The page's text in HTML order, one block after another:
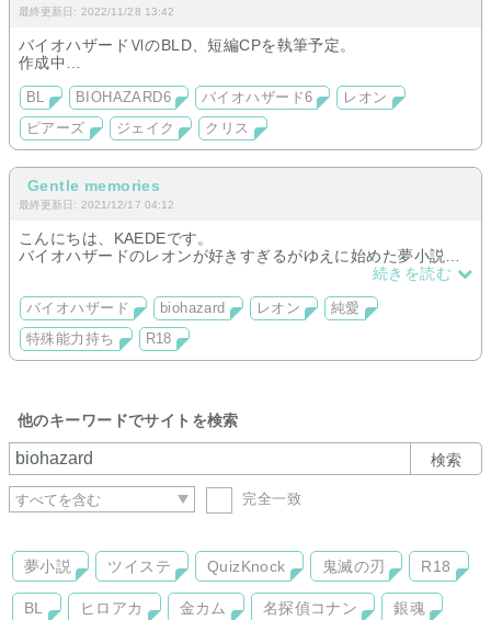
最終更新日: 2022/11/28 13:42
バイオハザードⅥのBLD、短編CPを執筆予定。
作成中…
BL BIOHAZARD6 バイオハザード6
レオン
ピアーズ
ジェイク クリス
Gentle memories
最終更新日: 2021/12/17 04:12
こんにちは、KAEDEです。
バイオハザードのレオンが好きすぎるがゆえに始めた夢小説で
10年貯めこんだお話を書いていきます。
シナリオはゲーム版、ノベライズ版に沿った形でお送りしま
す。
続きを読む
バイオハザード biohazard レオン
純愛
特殊能力持ち
R18
他のキーワードでサイトを検索
検索
完全一致
夢小説 ツイステ QuizKnock 鬼滅の刃 R18
BL ヒロアカ 金カム 名探偵コナン 銀魂